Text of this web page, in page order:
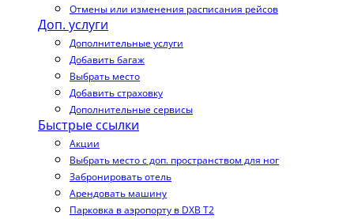
Отмены или изменения расписания рейсов
Доп. услуги
Дополнительные услуги
Добавить багаж
Выбрать место
Добавить страховку
Дополнительные сервисы
Быстрые ссылки
Акции
Выбрать место с доп. пространством для ног
Забронировать отель
Арендовать машину
Парковка в аэропорту в DXB T2